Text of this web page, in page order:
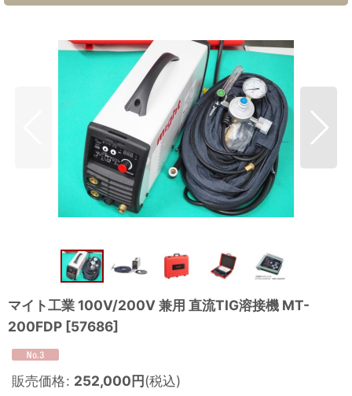
マイト工業 100V/200V 兼用 直流TIG溶接機 MT-
200FDP [57686]
販売価格: 252,000円(税込)